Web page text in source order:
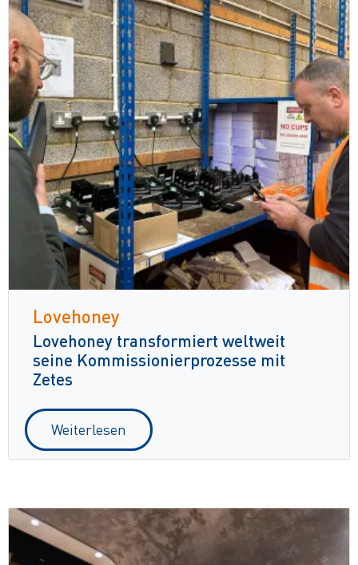
Lovehoney
Lovehoney transformiert weltweit
seine Kommissionierprozesse mit
Zetes
Weiterlesen